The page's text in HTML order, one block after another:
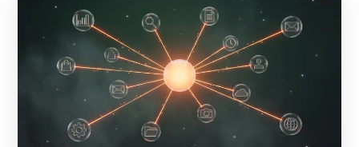
Création de boutique
Ventes WhatsApp
Gestion & support
IA pour la croissance